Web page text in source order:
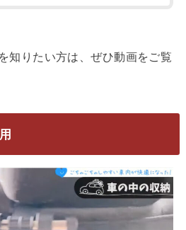
知りたい方は、ぜひ動画をご覧